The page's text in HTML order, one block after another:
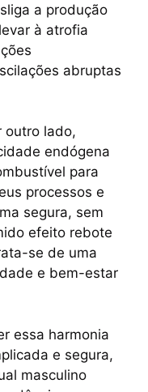
a produção
à atrofia
abruptas
outro lado,
endógena
para
processos e
segura, sem
efeito rebote
se de uma
e bem-estar
essa harmonia
e segura,
masculino